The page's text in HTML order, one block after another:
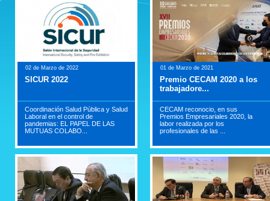
02 de Marzo de 2022
SICUR 2022
Coordinación Salud Pública y Salud
Laboral en el control de
pandemias: EL PAPEL DE LAS
MUTUAS COLABO...
01 de Marzo de 2021
Premio CECAM 2020 a los
trabajadore...
CECAM reconocio, en sus
Premios Empresariales 2020, la
labor realizada por los
profesionales de las ...